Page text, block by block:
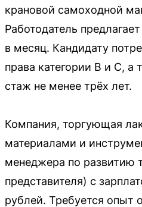
крановой самоходной
Работодатель
в месяц. Кандидату
права категории B и C, а
стаж не менее трёх лет.
Компания, торгующая
материалами и
менеджера по развитию
представителя) с
рублей. Требуется опыт